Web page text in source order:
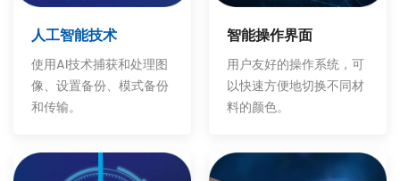
人工智能技术
使用AI技术捕获和处理图
像、设置备份、模式备份
和传输。
智能操作界面
用户友好的操作系统，可
以快速方便地切换不同材
料的颜色。